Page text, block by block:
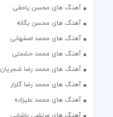
آهنگ های محسن یاحقی
آهنگ های محسن یگانه
آهنگ های محمد اصفهانی
آهنگ های محمد حشمتی
آهنگ های محمد رضا شجریان
آهنگ های محمد رضا گلزار
آهنگ های محمد علیزاده